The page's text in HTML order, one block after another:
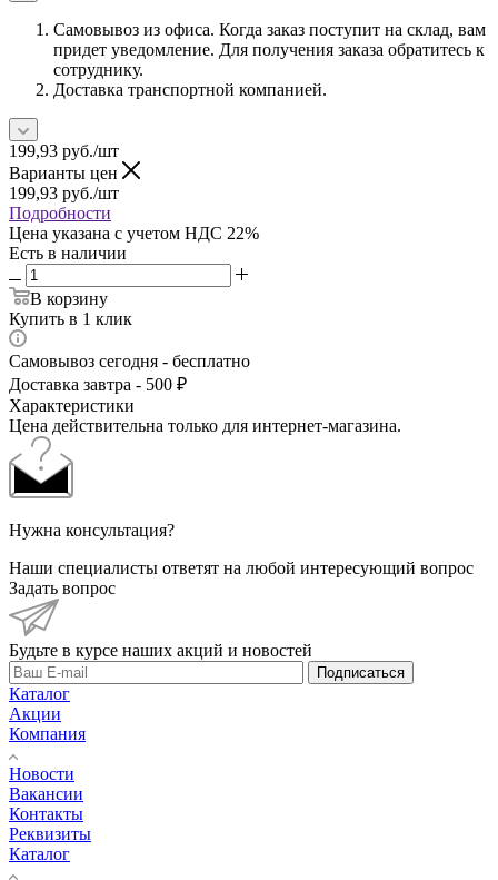
Самовывоз из офиса. Когда заказ поступит на склад, вам
придет уведомление. Для получения заказа обратитесь к
сотруднику.
Доставка транспортной компанией.
199,93 руб./шт
Варианты цен
199,93 руб./шт
Подробности
Цена указана с учетом НДС 22%
Есть в наличии
В корзину
Купить в 1 клик
Самовывоз сегодня - бесплатно
Доставка завтра - 500 ₽
Характеристики
Цена действительна только для интернет-магазина.
Нужна консультация?
Наши специалисты ответят на любой интересующий вопрос
Задать вопрос
Будьте в курсе наших акций и новостей
Подписаться
Каталог
Акции
Компания
Новости
Вакансии
Контакты
Реквизиты
Каталог